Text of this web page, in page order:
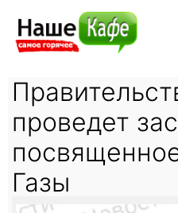
проведет
Газы